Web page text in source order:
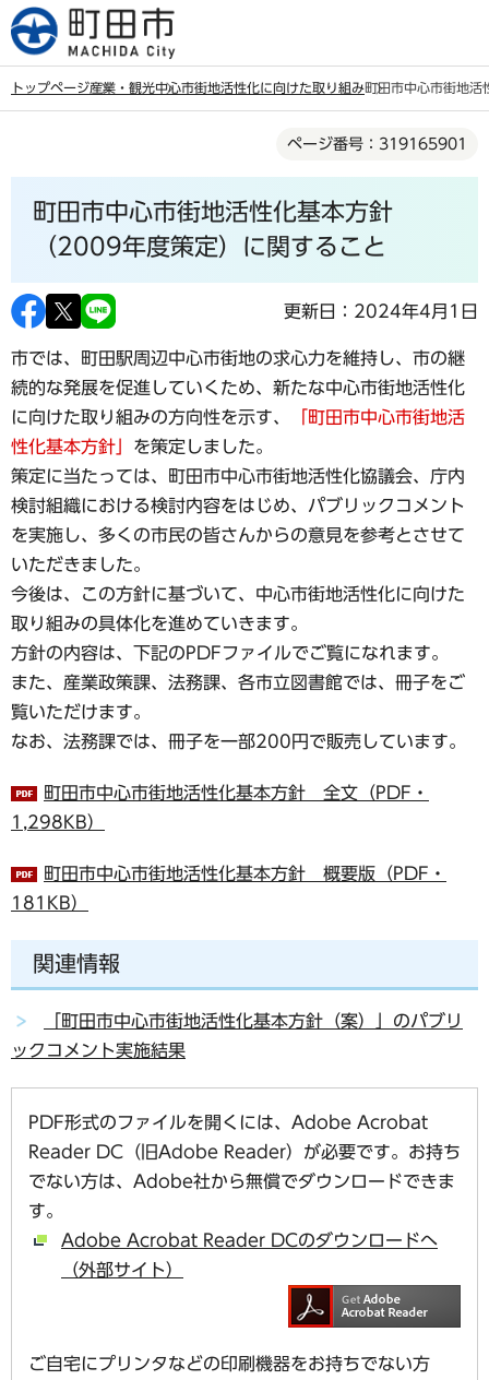
こ
の
トップページ産業・観光中心市街地活性化に向けた取り組み町田市中心市街地
ページ番号：319165901
町田市中心市街地活性化基本方針
（2009年度策定）に関すること
更新日：2024年4月1日
市では、町田駅周辺中心市街地の求心力を維持し、市の継
続的な発展を促進していくため、新たな中心市街地活性化
に向けた取り組みの方向性を示す、
「町田市中心市街地活
性化基本方針」 を策定しました。
策定に当たっては、町田市中心市街地活性化協議会、庁内
検討組織における検討内容をはじめ、パブリックコメント
を実施し、多くの市民の皆さんからの意見を参考とさせて
いただきました。
今後は、この方針に基づいて、中心市街地活性化に向けた
取り組みの具体化を進めていきます。
方針の内容は、下記のPDFファイルでご覧になれます。
また、産業政策課、法務課、各市立図書館では、冊子をご
覧いただけます。
なお、法務課では、冊子を一部200円で販売しています。
町田市中心市街地活性化基本方針 全文（PDF・
1,298KB）
町田市中心市街地活性化基本方針 概要版（PDF・
181KB）
関連情報
「町田市中心市街地活性化基本方針（案）」のパブリ
ックコメント実施結果
PDF形式のファイルを開くには、Adobe Acrobat
Reader DC（旧Adobe Reader）が必要です。お持ち
でない方は、Adobe社から無償でダウンロードできま
す。
Adobe Acrobat Reader DCのダウンロードへ
（外部サイト）
ご自宅にプリンタなどの印刷機器をお持ちでない方